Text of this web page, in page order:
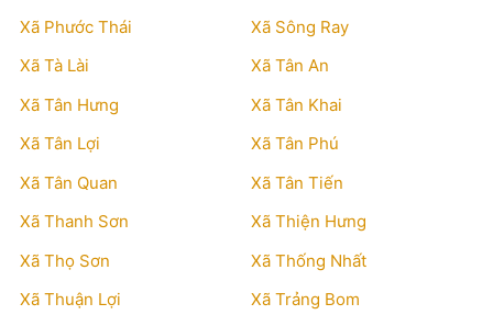
Xã Phước Thái
Xã Sông Ray
Xã Tà Lài
Xã Tân An
Xã Tân Hưng
Xã Tân Khai
Xã Tân Lợi
Xã Tân Phú
Xã Tân Quan
Xã Tân Tiến
Xã Thanh Sơn
Xã Thiện Hưng
Xã Thọ Sơn
Xã Thống Nhất
Xã Thuận Lợi
Xã Trảng Bom